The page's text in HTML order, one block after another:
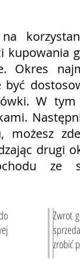
Okres
W tym
możesz
drugi
ze
Zwrot
zrobić